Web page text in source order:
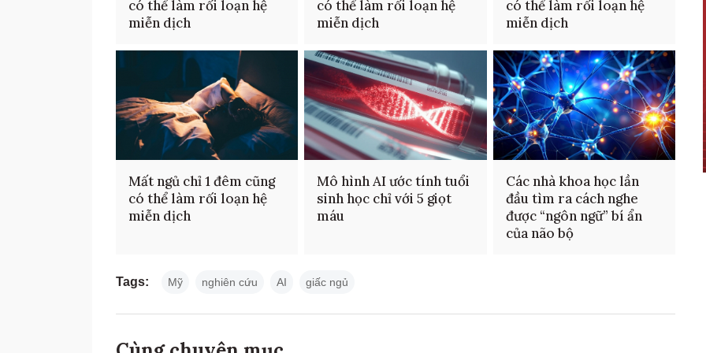
có thể làm rối loạn hệ
miễn dịch
có thể làm rối loạn hệ
miễn dịch
có thể làm rối loạn hệ
miễn dịch
Mất ngủ chỉ 1 đêm cũng
có thể làm rối loạn hệ
miễn dịch
Mô hình AI ước tính tuổi
sinh học chỉ với 5 giọt
máu
Các nhà khoa học lần
đầu tìm ra cách nghe
được “ngôn ngữ” bí ẩn
của não bộ
Tags: Mỹ nghiên cứu AI giấc ngủ